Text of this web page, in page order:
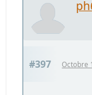
#397 Octobre